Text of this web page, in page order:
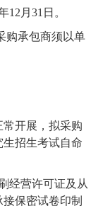
12 月 31 日 。
购承包商须以单
开展， 拟采购
生招生考试自命
经营许可证及从
保密试卷印制